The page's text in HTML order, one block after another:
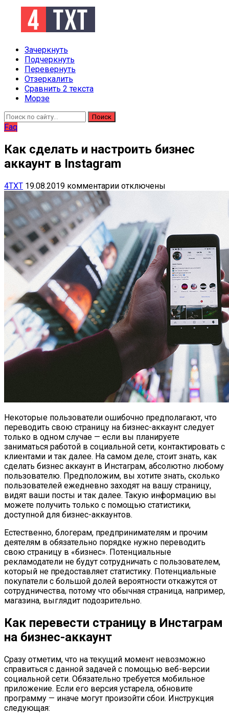
Зачеркнуть
Подчеркнуть
Перевернуть
Отзеркалить
Сравнить 2 текста
Морзе
Поиск
Faq
Как сделать и настроить бизнес
аккаунт в Instagram
4TXT 19.08.2019 комментарии отключены
Некоторые пользователи ошибочно предполагают, что
переводить свою страницу на бизнес-аккаунт следует
только в одном случае — если вы планируете
заниматься работой в социальной сети, контактировать с
клиентами и так далее. На самом деле, стоит знать, как
сделать бизнес аккаунт в Инстаграм, абсолютно любому
пользователю. Предположим, вы хотите знать, сколько
пользователей ежедневно заходят на вашу страницу,
видят ваши посты и так далее. Такую информацию вы
можете получить только с помощью статистики,
доступной для бизнес-аккаунтов.
Естественно, блогерам, предпринимателям и прочим
деятелям в обязательно порядке нужно переводить
свою страницу в «бизнес». Потенциальные
рекламодатели не будут сотрудничать с пользователем,
который не предоставляет статистику. Потенциальные
покупатели с большой долей вероятности откажутся от
сотрудничества, потому что обычная страница, например,
магазина, выглядит подозрительно.
Как перевести страницу в Инстаграм
на бизнес-аккаунт
Сразу отметим, что на текущий момент невозможно
справиться с данной задачей с помощью веб-версии
социальной сети. Обязательно требуется мобильное
приложение. Если его версия устарела, обновите
программу — иначе могут произойти сбои. Инструкция
следующая: